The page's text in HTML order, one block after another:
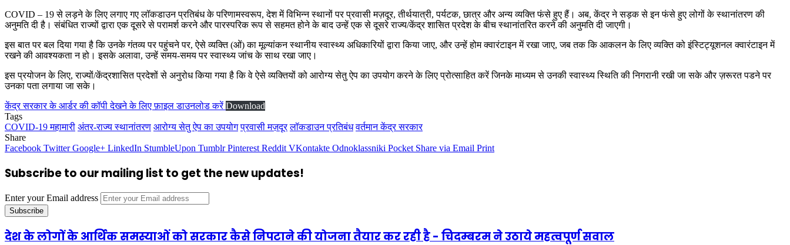
COVID – 19 से लड़ने के लिए लगाए गए लॉकडाउन प्रतिबंध के परिणामस्वरूप, देश में विभिन्न स्थानों पर प्रवासी मज़दूर, तीर्थयात्री, पर्यटक, छात्र और अन्य व्यक्ति फंसे हुए हैं। अब, केंद्र ने सड़क से इन फंसे हुए लोगों के स्थानांतरण की
अनुमति दी है। संबंधित राज्यों द्वारा एक दूसरे से परामर्श करने और पारस्परिक रूप से सहमत होने के बाद उन्हें एक से दूसरे राज्य/केंद्र शासित प्रदेश के बीच स्थानांतरित करने की अनुमति दी जाएगी।
इस बात पर बल दिया गया है कि उनके गंतव्य पर पहुंचने पर, ऐसे व्यक्ति (ओं) का मूल्यांकन स्थानीय स्वास्थ्य अधिकारियों द्वारा किया जाए, और उन्हें होम क्वारंटाइन में रखा जाए, जब तक कि आकलन के लिए व्यक्ति को इंस्टिट्यूशनल क्वारंटाइन में
रखने की आवश्यकता न हो। इसके अलावा, उन्हें समय-समय पर स्वास्थ्य जांच के साथ रखा जाए।
इस प्रयोजन के लिए, राज्यों/केंद्रशासित प्रदेशों से अनुरोध किया गया है कि वे ऐसे व्यक्तियों को आरोग्य सेतु ऐप का उपयोग करने के लिए प्रोत्साहित करें जिनके माध्यम से उनकी स्वास्थ्य स्थिति की निगरानी रखी जा सके और ज़रूरत पडने पर
उनका पता लगाया जा सके।
केंद्र सरकार के आर्डर की कॉपी देखने के लिए फ़ाइल डाउनलोड करेंDownload
Tags
COVID-19 महामारी अंतर-राज्य स्थानांतरण आरोग्य सेतु ऐप का उपयोग प्रवासी मज़दूर लॉकडाउन प्रतिबंध वर्तमान केंद्र सरकार
Share
Facebook Twitter Google+ LinkedIn StumbleUpon Tumblr Pinterest Reddit VKontakte Odnoklassniki Pocket Share via Email Print
Subscribe to our mailing list to get the new updates!
Enter your Email address
देश के लोगों के आर्थिक समस्याओं को सरकार कैसे निपटाने की योजना तैयार कर रही है - चिदम्बरम ने उठाये महत्वपूर्ण सवाल